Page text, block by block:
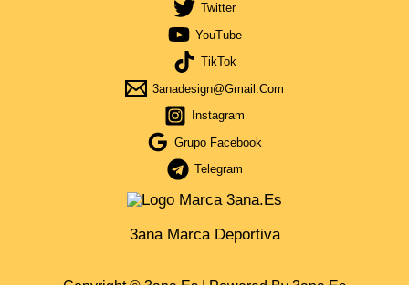
Twitter
YouTube
TikTok
3anadesign@gmail.com
Instagram
Grupo Facebook
Telegram
3ana Marca Deportiva